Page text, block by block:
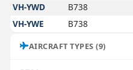
VH-YWD
B738
VH-YWE
B738
AIRCRAFT TYPES (9)